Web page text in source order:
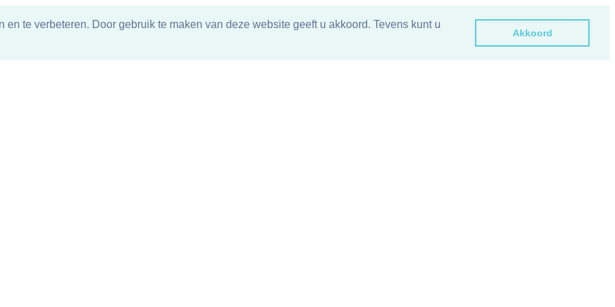
te verbeteren. Door gebruik te maken van deze website geeft u akkoord. Tevens kunt u
Akkoord